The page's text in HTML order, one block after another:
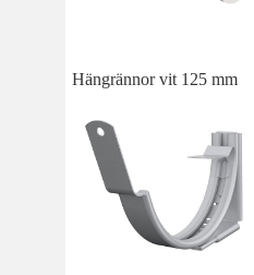
Hängrännor vit 125 mm